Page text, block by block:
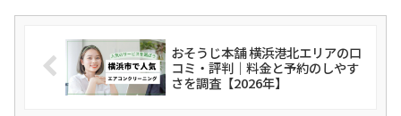
おそうじ本舗 横浜港北エリアの口
コミ・評判｜料金と予約のしやす
さを調査【2026年】